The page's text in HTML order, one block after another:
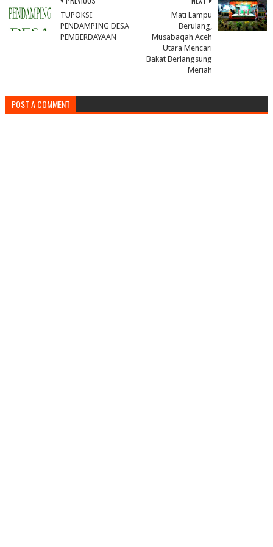
Mati Lampu
Berulang,
Musabaqah Aceh
Utara Mencari
Bakat Berlangsung
Meriah
TUPOKSI
PENDAMPING DESA
PEMBERDAYAAN
POST A COMMENT